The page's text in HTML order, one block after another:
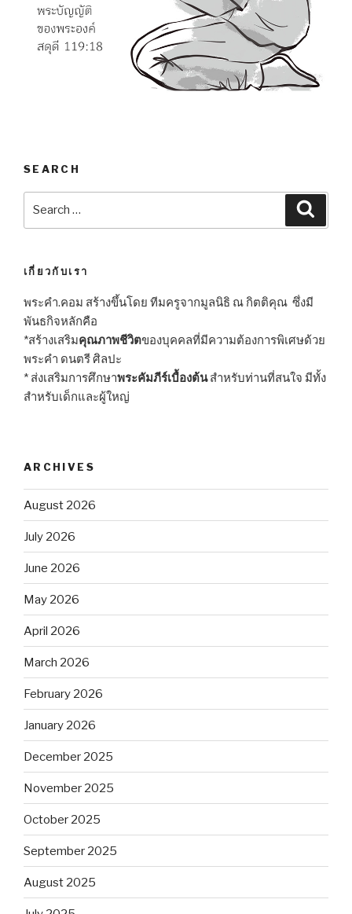
SEARCH
เกี่ยวกับเรา
พระคำ.คอม สร้างขึ้นโดย ทีมครูจากมูลนิธิ ณ กิตติคุณ ซึ่งมี
พันธกิจหลักคือ
*สร้างเสริมคุณภาพชีวิตของบุคคลที่มีความต้องการพิเศษด้วย
พระคำ ดนตรี ศิลปะ
* ส่งเสริมการศึกษาพระคัมภีร์เบื้องต้นสำหรับท่านที่สนใจ มีทั้ง
สำหรับเด็กและผู้ใหญ่
ARCHIVES
August 2026
July 2026
June 2026
May 2026
April 2026
March 2026
February 2026
January 2026
December 2025
November 2025
October 2025
September 2025
August 2025